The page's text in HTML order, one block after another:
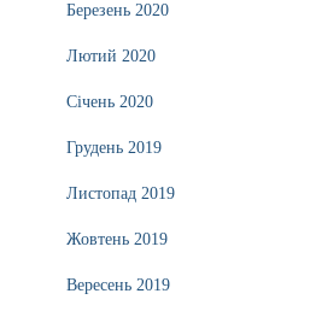
Березень 2020
Лютий 2020
Січень 2020
Грудень 2019
Листопад 2019
Жовтень 2019
Вересень 2019